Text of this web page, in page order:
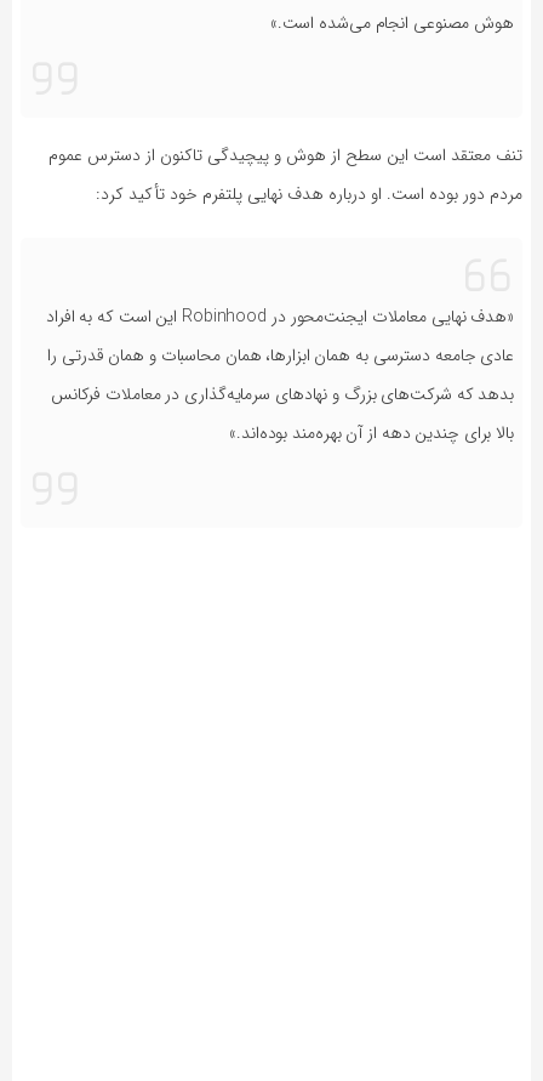
هوش مصنوعی انجام می‌شده است.»
تنف معتقد است این سطح از هوش و پیچیدگی تاکنون از دسترس عموم
مردم دور بوده است. او درباره هدف نهایی پلتفرم خود تأکید کرد:
«هدف نهایی معاملات ایجنت‌محور در Robinhood این است که به افراد
عادی جامعه دسترسی به همان ابزارها، همان محاسبات و همان قدرتی را
بدهد که شرکت‌های بزرگ و نهادهای سرمایه‌گذاری در معاملات فرکانس
بالا برای چندین دهه از آن بهره‌مند بوده‌اند.»